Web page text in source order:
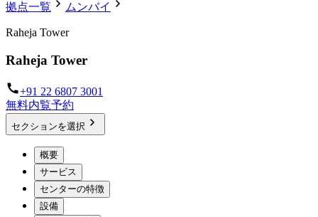
拠点一覧
ムンバイ
Raheja Tower
Raheja Tower
+91 22 6807 3001
無料内覧予約
セクションを選択
概要
サービス
センターの特徴
設備